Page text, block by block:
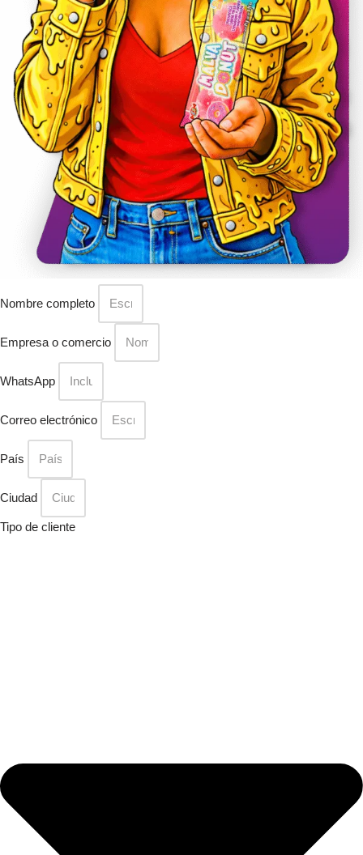
Nombre completo
Empresa o comercio
WhatsApp
Correo electrónico
País
Ciudad
Tipo de cliente